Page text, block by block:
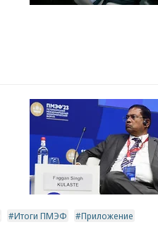
Итоги ПМЭФ Приложение